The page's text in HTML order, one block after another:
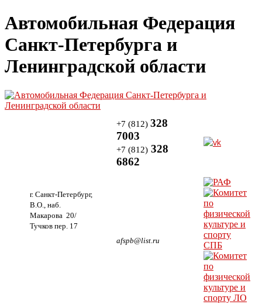
Автомобильная Федерация
Санкт-Петербурга и
Ленинградской области
г. Санкт-Петербург,
В.О., наб.
Макарова 20/
Тучков пер. 17
+7 (812) 328
7003
+7 (812) 328
6862
afspb@list.ru